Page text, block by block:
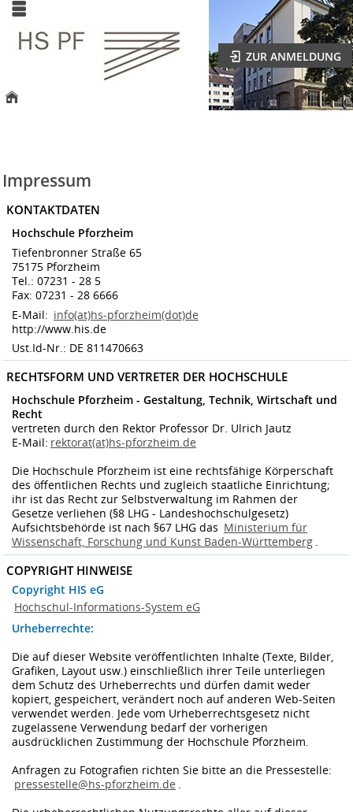
ZUR ANMELDUNG
Impressum
KONTAKTDATEN
Hochschule Pforzheim
Tiefenbronner Straße 65
75175 Pforzheim
Tel.: 07231 - 28 5
Fax: 07231 - 28 6666
E-Mail: info(at)hs-pforzheim(dot)de
http://www.his.de
Ust.Id-Nr.: DE 811470663
RECHTSFORM UND VERTRETER DER HOCHSCHULE
Hochschule Pforzheim - Gestaltung, Technik, Wirtschaft und
Recht
vertreten durch den Rektor Professor Dr. Ulrich Jautz
E-Mail: rektorat(at)hs-pforzheim.de
Die Hochschule Pforzheim ist eine rechtsfähige Körperschaft
des öffentlichen Rechts und zugleich staatliche Einrichtung;
ihr ist das Recht zur Selbstverwaltung im Rahmen der
Gesetze verliehen (§8 LHG - Landeshochschulgesetz)
Aufsichtsbehörde ist nach §67 LHG das Ministerium für
Wissenschaft, Forschung und Kunst Baden-Württemberg .
COPYRIGHT HINWEISE
Copyright HIS eG
Hochschul-Informations-System eG
Urheberrechte:
Die auf dieser Website veröffentlichten Inhalte (Texte, Bilder,
Grafiken, Layout usw.) einschließlich ihrer Teile unterliegen
dem Schutz des Urheberrechts und dürfen damit weder
kopiert, gespeichert, verändert noch auf anderen Web-Seiten
verwendet werden. Jede vom Urheberrechtsgesetz nicht
zugelassene Verwendung bedarf der vorherigen
ausdrücklichen Zustimmung der Hochschule Pforzheim.
Anfragen zu Fotografien richten Sie bitte an die Pressestelle:
pressestelle@hs-pforzheim.de .